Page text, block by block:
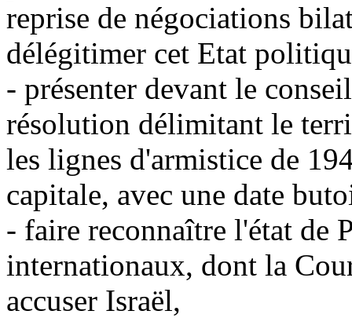
reprise de négociations
délégitimer cet Etat
- présenter devant le
résolution délimitant le
les lignes d'armistice de
capitale, avec une date
- faire reconnaître l'état de
internationaux, dont la
accuser Israël,